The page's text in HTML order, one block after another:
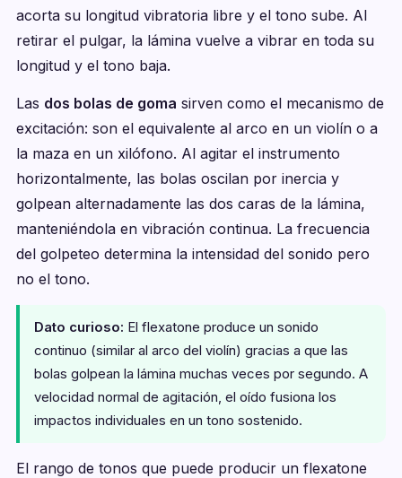
acorta su longitud vibratoria libre y el tono sube. Al
retirar el pulgar, la lámina vuelve a vibrar en toda su
longitud y el tono baja.
Las dos bolas de goma sirven como el mecanismo de
excitación: son el equivalente al arco en un violín o a
la maza en un xilófono. Al agitar el instrumento
horizontalmente, las bolas oscilan por inercia y
golpean alternadamente las dos caras de la lámina,
manteniéndola en vibración continua. La frecuencia
del golpeteo determina la intensidad del sonido pero
no el tono.
Dato curioso: El flexatone produce un sonido
continuo (similar al arco del violín) gracias a que las
bolas golpean la lámina muchas veces por segundo. A
velocidad normal de agitación, el oído fusiona los
impactos individuales en un tono sostenido.
El rango de tonos que puede producir un flexatone